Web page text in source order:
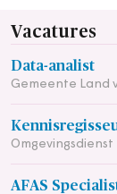
Vacatures
Data-analist
Gemeente Land
Omgevingsdienst
AFAS